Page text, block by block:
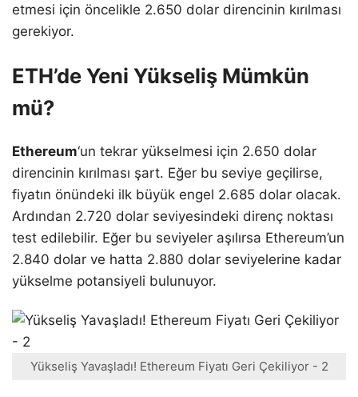
etmesi için öncelikle 2.650 dolar direncinin kırılması
gerekiyor.
ETH’de Yeni Yükseliş Mümkün
mü?
Ethereum‘un tekrar yükselmesi için 2.650 dolar
direncinin kırılması şart. Eğer bu seviye geçilirse,
fiyatın önündeki ilk büyük engel 2.685 dolar olacak.
Ardından 2.720 dolar seviyesindeki direnç noktası
test edilebilir. Eğer bu seviyeler aşılırsa Ethereum’un
2.840 dolar ve hatta 2.880 dolar seviyelerine kadar
yükselme potansiyeli bulunuyor.
Yükseliş Yavaşladı! Ethereum Fiyatı Geri Çekiliyor - 2